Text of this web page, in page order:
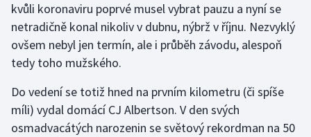
Házená
Jezdectví
Judo
Krasobruslení
kvůli koronaviru poprvé musel vybrat pauzu a nyní se
netradičně konal nikoliv v dubnu, nýbrž v říjnu. Nezvyklý
ovšem nebyl jen termín, ale i průběh závodu, alespoň
tedy toho mužského.
Do vedení se totiž hned na prvním kilometru (či spíše
míli) vydal domácí CJ Albertson. V den svých
osmadvacátých narozenin se světový rekordman na 50